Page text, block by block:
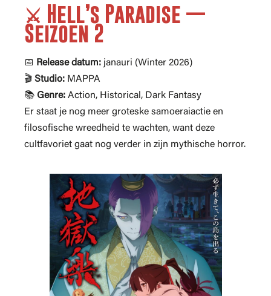
⚔️ Hell’s Paradise —
Seizoen 2
📅 Release datum: janauri (Winter 2026)
🎬 Studio: MAPPA
📚 Genre: Action, Historical, Dark Fantasy
Er staat je nog meer groteske samoeraiactie en
filosofische wreedheid te wachten, want deze
cultfavoriet gaat nog verder in zijn mythische horror.